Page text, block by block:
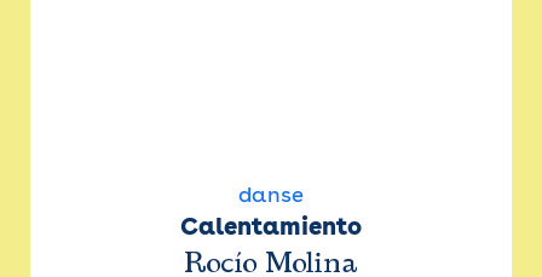
danse
Calentamiento
Rocío Molina